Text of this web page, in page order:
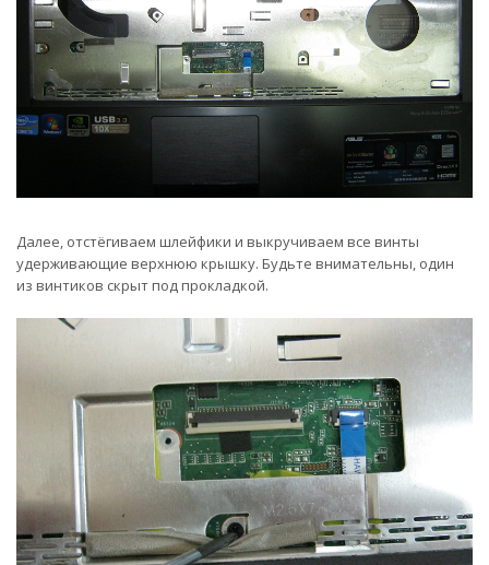
Далее, отстёгиваем шлейфики и выкручиваем все винты
удерживающие верхнюю крышку. Будьте внимательны, один
из винтиков скрыт под прокладкой.